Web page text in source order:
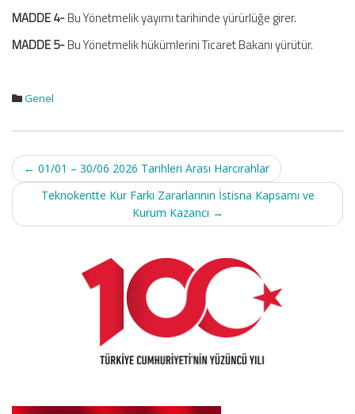
MADDE 4-Bu Yönetmelik yayımı tarihinde yürürlüğe girer.
MADDE 5-Bu Yönetmelik hükümlerini Ticaret Bakanı yürütür.
Genel
Post
navigation
← 01/01 – 30/06 2026 Tarihleri Arası Harcırahlar
Teknokentte Kur Farkı Zararlarının İstisna Kapsamı ve
Kurum Kazancı →